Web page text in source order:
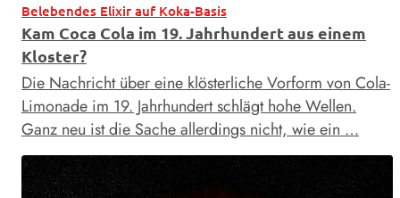
Belebendes Elixir auf Koka-Basis
Kam Coca Cola im 19. Jahrhundert aus einem
Kloster?
Die Nachricht über eine klösterliche Vorform von Cola-
Limonade im 19. Jahrhundert schlägt hohe Wellen.
Ganz neu ist die Sache allerdings nicht, wie ein …